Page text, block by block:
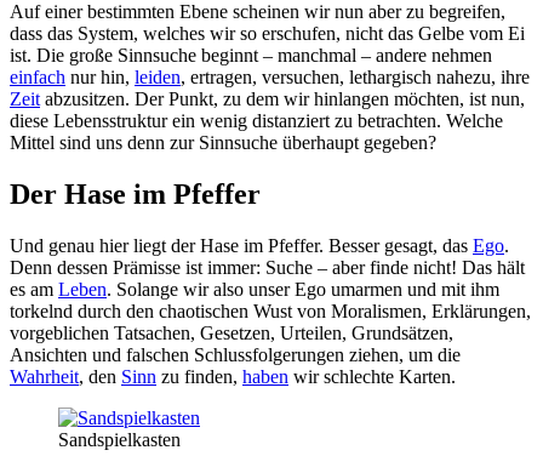
Auf einer bestimmten Ebene scheinen wir nun aber zu begreifen,
dass das System, welches wir so erschufen, nicht das Gelbe vom Ei
ist. Die große Sinnsuche beginnt – manchmal – andere nehmen
einfach nur hin, leiden, ertragen, versuchen, lethargisch nahezu, ihre
Zeit abzusitzen. Der Punkt, zu dem wir hinlangen möchten, ist nun,
diese Lebensstruktur ein wenig distanziert zu betrachten. Welche
Mittel sind uns denn zur Sinnsuche überhaupt gegeben?
Der Hase im Pfeffer
Und genau hier liegt der Hase im Pfeffer. Besser gesagt, das Ego.
Denn dessen Prämisse ist immer: Suche – aber finde nicht! Das hält
es am Leben. Solange wir also unser Ego umarmen und mit ihm
torkelnd durch den chaotischen Wust von Moralismen, Erklärungen,
vorgeblichen Tatsachen, Gesetzen, Urteilen, Grundsätzen,
Ansichten und falschen Schlussfolgerungen ziehen, um die
Wahrheit, den Sinn zu finden, haben wir schlechte Karten.
Sandspielkasten